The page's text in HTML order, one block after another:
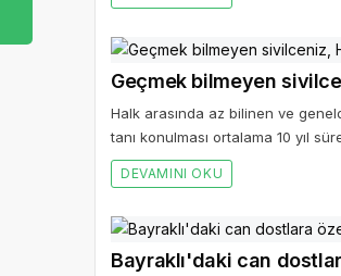
Geçmek bilmeyen
Halk arasında az bilinen ve
tanı konulması ortalama 10 yıl
DEVAMINI OKU
Bayraklı'daki can